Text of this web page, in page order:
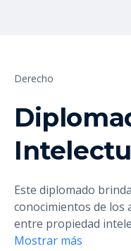
Derecho
Este diplomado
conocimientos de los
entre propiedad
Mostrar más